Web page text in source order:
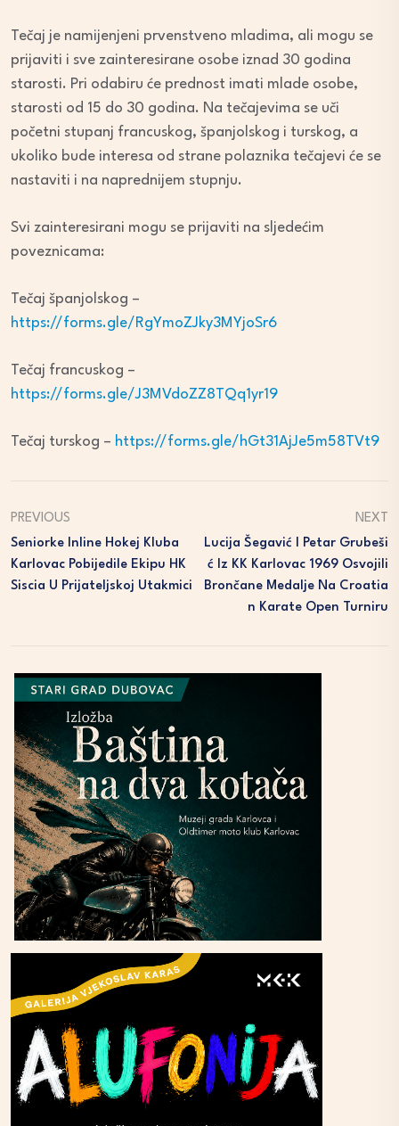
Tečaj je namijenjeni prvenstveno mladima, ali mogu se
prijaviti i sve zainteresirane osobe iznad 30 godina
starosti. Pri odabiru će prednost imati mlade osobe,
starosti od 15 do 30 godina. Na tečajevima se uči
početni stupanj francuskog, španjolskog i turskog, a
ukoliko bude interesa od strane polaznika tečajevi će se
nastaviti i na naprednijem stupnju.
Svi zainteresirani mogu se prijaviti na sljedećim
poveznicama:
Tečaj španjolskog –
https://forms.gle/RgYmoZJky3MYjoSr6
Tečaj francuskog –
https://forms.gle/J3MVdoZZ8TQq1yr19
Tečaj turskog – https://forms.gle/hGt31AjJe5m58TVt9
PREVIOUS
Seniorke Inline Hokej Kluba
Karlovac Pobijedile Ekipu HK
Siscia U Prijateljskoj Utakmici
NEXT
Lucija Šegavić I Petar Grubeši
Ć Iz KK Karlovac 1969 Osvojili
Brončane Medalje Na Croatia
N Karate Open Turniru